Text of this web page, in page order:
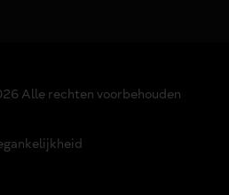
Alle rechten voorbehouden